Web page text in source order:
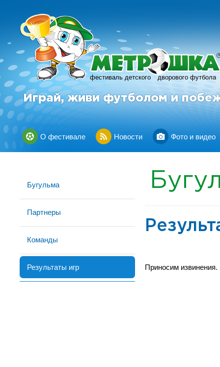
фестиваль детского дворового футбола
R
Играй, живи футболом и
О фестивале Новости Фото и видео
Бугульма
Партнеры
Команды
Результаты игр Приносим